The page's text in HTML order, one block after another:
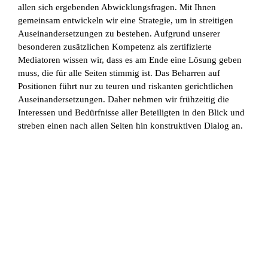
allen sich ergebenden Abwicklungsfragen. Mit Ihnen
gemeinsam entwickeln wir eine Strategie, um in streitigen
Auseinandersetzungen zu bestehen. Aufgrund unserer
besonderen zusätzlichen Kompetenz als zertifizierte
Mediatoren wissen wir, dass es am Ende eine Lösung geben
muss, die für alle Seiten stimmig ist. Das Beharren auf
Positionen führt nur zu teuren und riskanten gerichtlichen
Auseinandersetzungen. Daher nehmen wir frühzeitig die
Interessen und Bedürfnisse aller Beteiligten in den Blick und
streben einen nach allen Seiten hin konstruktiven Dialog an.